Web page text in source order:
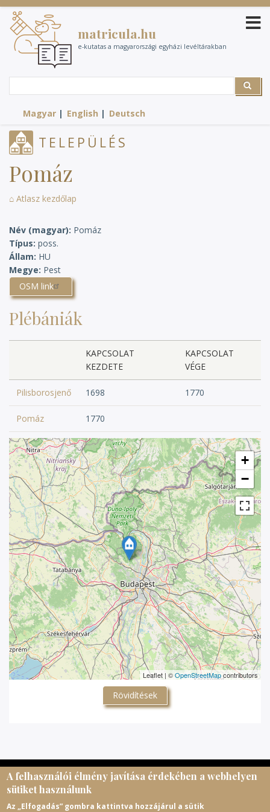
Ugrás
tartalomra
matricula.hu
e-kutatas a magyarországi egyházi levéltárakban
Search
Magyar English Deutsch
TELEPÜLÉS
Pomáz
⌂ Atlasz kezdőlap
Név (magyar) Pomáz
Típus poss.
Állam HU
Megye Pest
OSM link
Plébániák
KAPCSOLAT
KEZDETE
KAPCSOLAT
VÉGE
Pilisborosjenő 1698 1770
Pomáz 1770
+
−
Leaflet | ©OpenStreetMapcontributors
Rövidítések
© Magyar Egyházi Levéltárosok Egyesülete, 2026.
A felhasználói élmény javítása érdekében a webhelyen
sütiket használunk
Az „Elfogadás” gombra kattintva hozzájárul a sütik